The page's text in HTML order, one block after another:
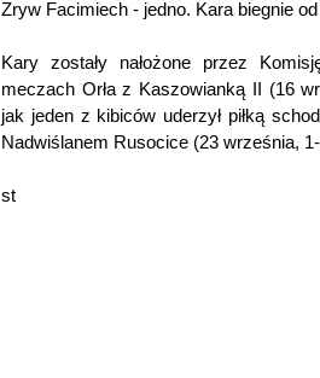
Zryw Facimiech - jedno. Kara biegnie
Kary zostały nałożone przez
meczach Orła z Kaszowianką II (16
jak jeden z kibiców uderzył piłką
Nadwiślanem Rusocice (23 września,
st